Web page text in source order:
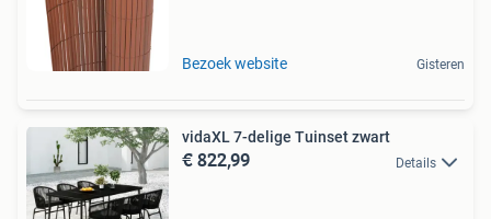
Bezoek website Gisteren
vidaXL 7-delige Tuinset zwart
€ 822,99 Details